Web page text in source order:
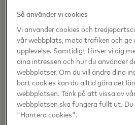
och Sverige samt inställningar till att
Data om Sveriges befolkning är
Statistiska centralbyrån.
För mer information kontakta:
Frida Almgren,
och Baltikum,
+46 703 173 545
Så använder vi cookies
Vi använder cookies och
vår webbplats, mäta trafiken och ge
upplevelse. Samtidigt förser vi dig
dina intressen och hur du använder
webbplatser. Om du vill ändra dina
bort cookies kan du alltid göra det
webbplatsen. Tänk på att vissa av
webbplatsen ska fungera fullt ut. Du
"Hantera cookies".